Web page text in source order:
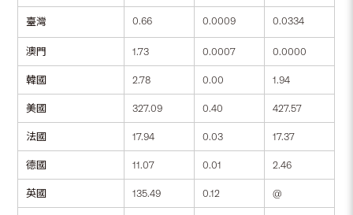
臺灣 0.66 0.0009 0.0334
澳門 1.73 0.0007 0.0000
韓國 2.78 0.00 1.94
美國 327.09 0.40 427.57
法國 17.94 0.03 17.37
德國 11.07 0.01 2.46
英國 135.49 0.12 @